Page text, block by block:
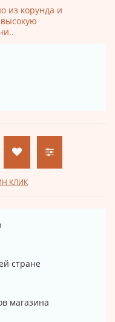
из корунда и
КЛИК
стране
магазина